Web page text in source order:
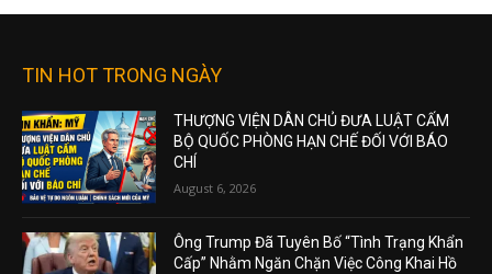
TIN HOT TRONG NGÀY
THƯỢNG VIỆN DÂN CHỦ ĐƯA LUẬT CẤM
BỘ QUỐC PHÒNG HẠN CHẾ ĐỐI VỚI BÁO
CHÍ
August 6, 2026
Ông Trump Đã Tuyên Bố “Tình Trạng Khẩn
Cấp” Nhằm Ngăn Chặn Việc Công Khai Hồ